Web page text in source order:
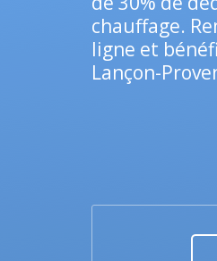
chauffage.
ligne et
Lançon-